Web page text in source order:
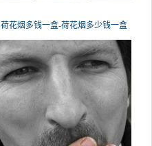
荷花烟多钱一盒-荷花烟多少钱一盒